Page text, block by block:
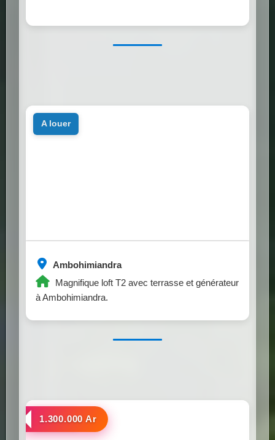
Ambohimiandra
Magnifique loft T2 avec terrasse et générateur
à Ambohimiandra.
a louer
a louer
1.300.000 Ar